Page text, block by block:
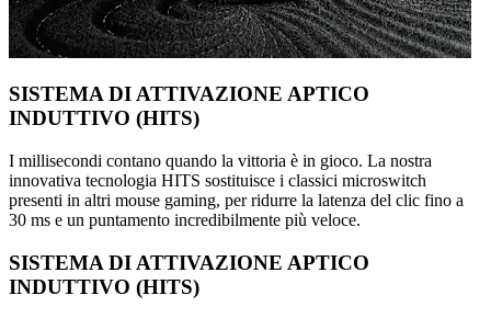
SISTEMA DI ATTIVAZIONE APTICO
INDUTTIVO (HITS)
I millisecondi contano quando la vittoria è in gioco. La nostra
innovativa tecnologia HITS sostituisce i classici microswitch
presenti in altri mouse gaming, per ridurre la latenza del clic fino a
30 ms e un puntamento incredibilmente più veloce.
SISTEMA DI ATTIVAZIONE APTICO
INDUTTIVO (HITS)